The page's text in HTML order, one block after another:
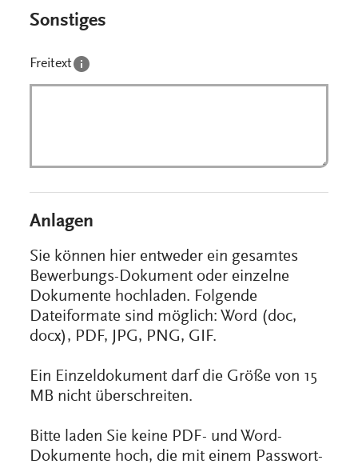
Sonstiges
Freitext
Anlagen
Sie können hier entweder ein gesamtes
Bewerbungs-Dokument oder einzelne
Dokumente hochladen. Folgende
Dateiformate sind möglich: Word (doc,
docx), PDF, JPG, PNG, GIF.
Ein Einzeldokument darf die Größe von 15
MB nicht überschreiten.
Bitte laden Sie keine PDF- und Word-
Dokumente hoch, die mit einem Passwort-